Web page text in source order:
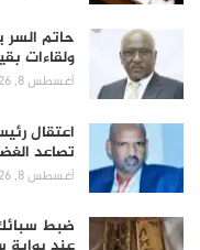
حاتم
ولقاءات
أغسطس 8, 2026
اعتقال
تصاعد
أغسطس 8, 2026